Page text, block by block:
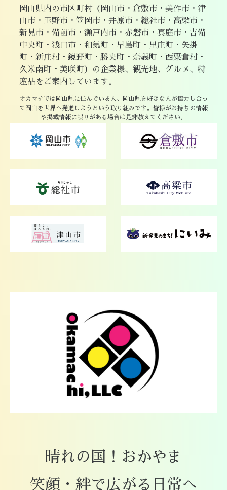
岡山県内の市区町村（岡山市・倉敷市・美作市・津
山市・玉野市・笠岡市・井原市・総社市・高梁市・
新見市・備前市・瀬戸内市・赤磐市・真庭市・吉備
中央町・浅口市・和気町・早島町・里庄町・矢掛
町・新庄村・鏡野町・勝央町・奈義町・西粟倉村・
久米南町・美咲町）の企業様、観光地、グルメ、特
産品をご案内しています。
オカマチでは岡山県に住んでいる人、岡山県を好きな人が協力し合っ
て岡山を世界へ発進しようという取り組みです。皆様がお持ちの情報
や掲載情報に誤りがある場合は是非教えてください。
晴れの国！おかやま
笑顔・絆で広がる日常へ